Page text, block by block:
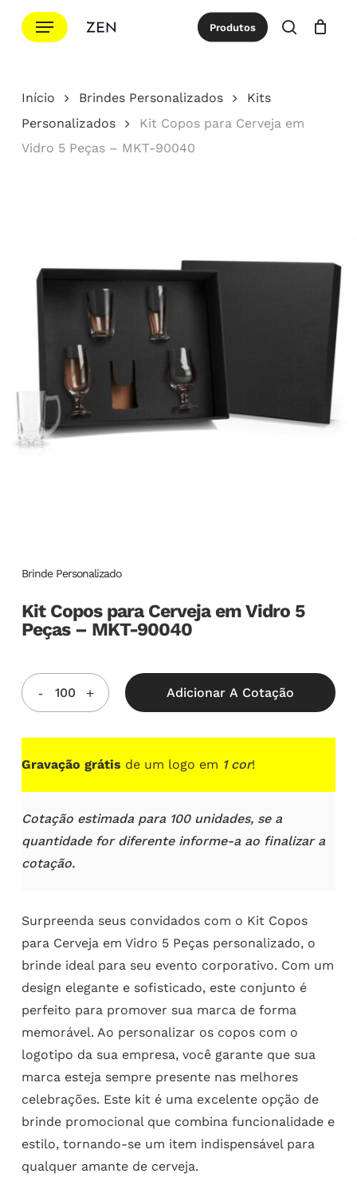
para
principal
Menu Produtos
procurar
Cotação Close
Início Brindes Personalizados
Kits
Personalizados
Kit Copos para Cerveja em
Vidro 5 Peças – MKT-90040
Brinde Personalizado
Kit Copos para Cerveja em Vidro 5
Peças – MKT-90040
Adicionar A Cotação
Gravação grátis de um logo em 1 cor!
Cotação estimada para 100 unidades, se a
quantidade for diferente informe-a ao finalizar a
cotação.
Surpreenda seus convidados com o Kit Copos
para Cerveja em Vidro 5 Peças personalizado, o
brinde ideal para seu evento corporativo. Com um
design elegante e sofisticado, este conjunto é
perfeito para promover sua marca de forma
memorável. Ao personalizar os copos com o
logotipo da sua empresa, você garante que sua
marca esteja sempre presente nas melhores
celebrações. Este kit é uma excelente opção de
brinde promocional que combina funcionalidade e
estilo, tornando-se um item indispensável para
qualquer amante de cerveja.